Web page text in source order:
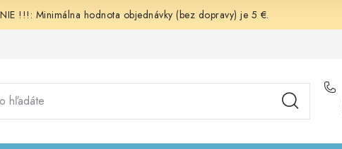
!!!: Minimálna hodnota objednávky (bez dopravy) je 5 €.